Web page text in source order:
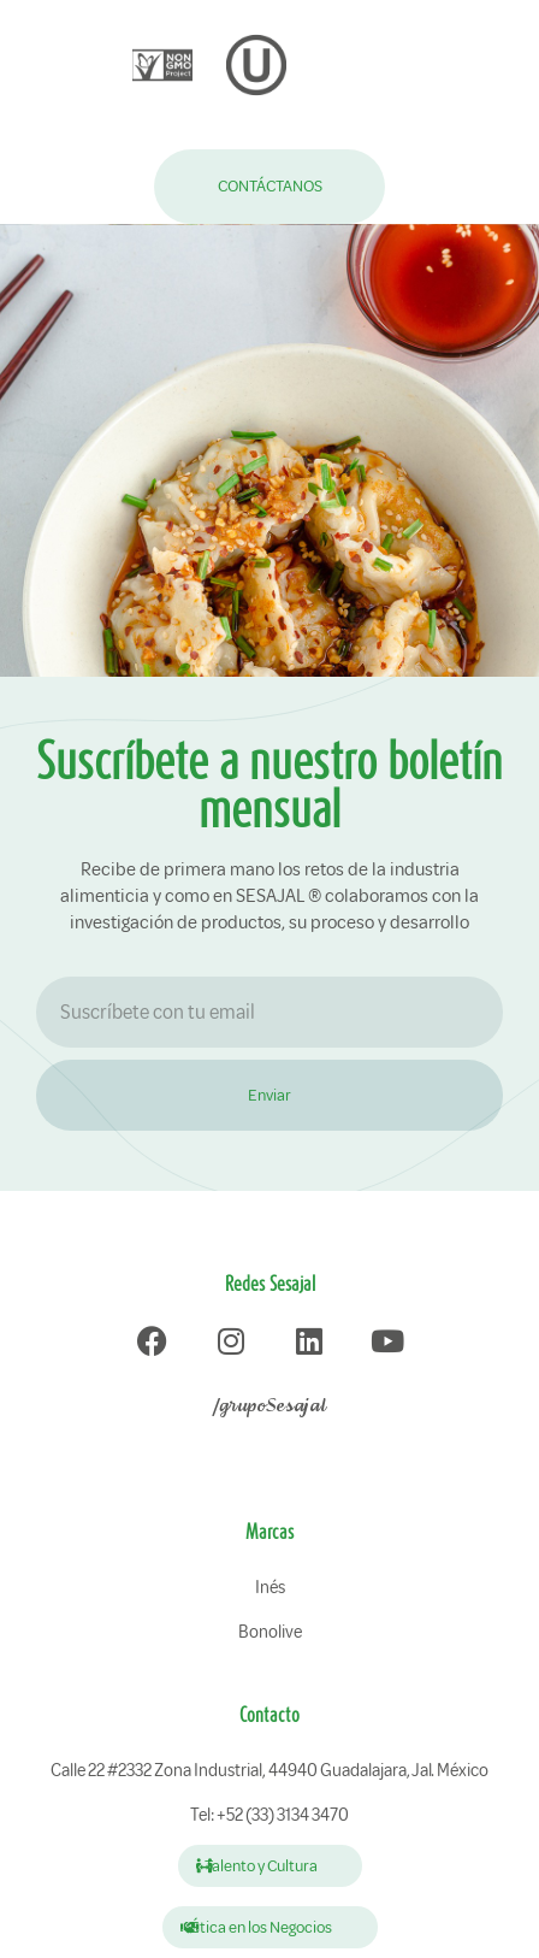
CONTÁCTANOS
Suscríbete a nuestro boletín
mensual
Recibe de primera mano los retos de la industria
alimenticia y como en SESAJAL ® colaboramos con la
investigación de productos, su proceso y desarrollo
Enviar
Redes Sesajal
/grupoSesajal
Marcas
Inés
Bonolive
Contacto
Calle 22 #2332 Zona Industrial, 44940 Guadalajara, Jal. México
Tel: +52 (33) 3134 3470
Talento y Cultura
Ética en los Negocios